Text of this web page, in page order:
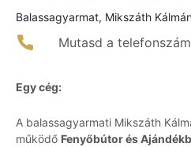
Balassagyarmat, Mikszáth
Mutasd a
Egy cég:
A balassagyarmati Mikszáth
működő Fenyőbútor és